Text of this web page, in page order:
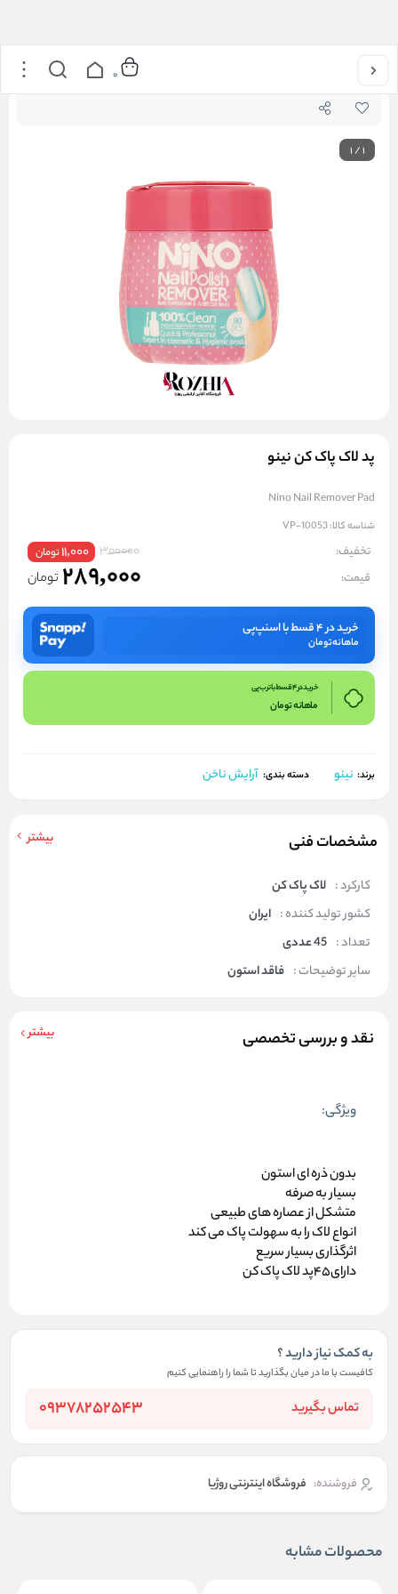
خانه 0
1/1
پد لاک پاک کن نینو
Nino Nail Remover Pad
شناسه کالا:VP-10053
تخفیف: 300000
11,000تومان
قیمت: 289,000 تومان
خرید در ۴ قسط با اسنپ‌پی
ماهانهتومان
خرید در 4 قسط با ترب پی
ماهانهتومان
برند: نینو دسته بندی: آرایش ناخن
مشخصات فنی بیشتر
کارکرد : لاک پاک کن
کشور تولید کننده : ایران
تعداد : 45 عددی
سایر توضیحات : فاقد استون
نقد و بررسی تخصصی بیشتر
ویژگی‌:
بدون ذره ای استون
بسیار به صرفه
متشکل از عصاره های طبیعی
انواع لاک را به سهولت پاک می کند
اثرگذاری بسیار سریع
دارای45پد لاک پاک کن
به کمک نیاز دارید ؟
کافیست با ما در میان بگذارید تا شما را راهنمایی کنیم
تماس بگیرید 09378252543
فروشنده: فروشگاه اینترنتی روژیا
محصولات مشابه